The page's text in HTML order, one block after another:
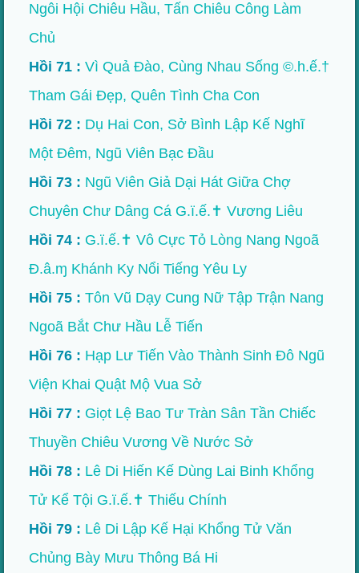
Ngôi Hội Chiêu Hầu, Tấn Chiêu Công Làm
Chủ
Hồi 71 : Vì Quả Đào, Cùng Nhau Sống ©.h.ế.†
Tham Gái Đẹp, Quên Tình Cha Con
Hồi 72 : Dụ Hai Con, Sở Bình Lập Kế Nghĩ
Một Đêm, Ngũ Viên Bạc Đầu
Hồi 73 : Ngũ Viên Giả Dại Hát Giữa Chợ
Chuyên Chư Dâng Cá G.ï.ế.✝ Vương Liêu
Hồi 74 : G.ï.ế.✝ Vô Cực Tỏ Lòng Nang Ngoã
Đ.â.ɱ Khánh Ky Nổi Tiếng Yêu Ly
Hồi 75 : Tôn Vũ Dạy Cung Nữ Tập Trận Nang
Ngoã Bắt Chư Hầu Lễ Tiến
Hồi 76 : Hạp Lư Tiến Vào Thành Sinh Đô Ngũ
Viện Khai Quật Mộ Vua Sở
Hồi 77 : Giọt Lệ Bao Tư Tràn Sân Tần Chiếc
Thuyền Chiêu Vương Về Nước Sở
Hồi 78 : Lê Di Hiến Kế Dùng Lai Binh Khổng
Tử Kể Tội G.ï.ế.✝ Thiếu Chính
Hồi 79 : Lê Di Lập Kế Hại Khổng Tử Văn
Chủng Bày Mưu Thông Bá Hi